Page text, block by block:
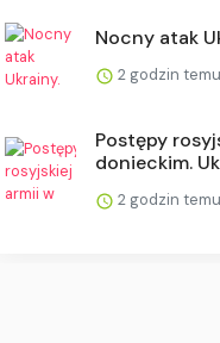
Nocny atak
2 godzin temu
Postępy
donieckim.
2 godzin temu